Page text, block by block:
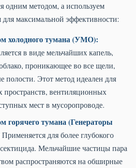
одним методом, а используем
максимальной эффективности:
холодного тумана (УМО):
в виде мельчайших капель,
проникающее во все щели,
Этот метод идеален для
пространств, вентиляционных
мест в мусоропроводе.
горячего тумана (Генераторы
Применяется для более глубокого
Мельчайшие частицы пара
распространяются на обширные